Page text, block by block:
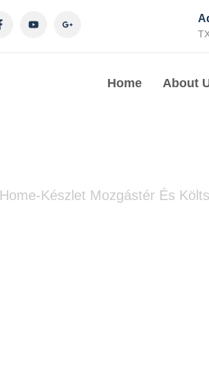
Home About
Home-Készlet Mozgástér És